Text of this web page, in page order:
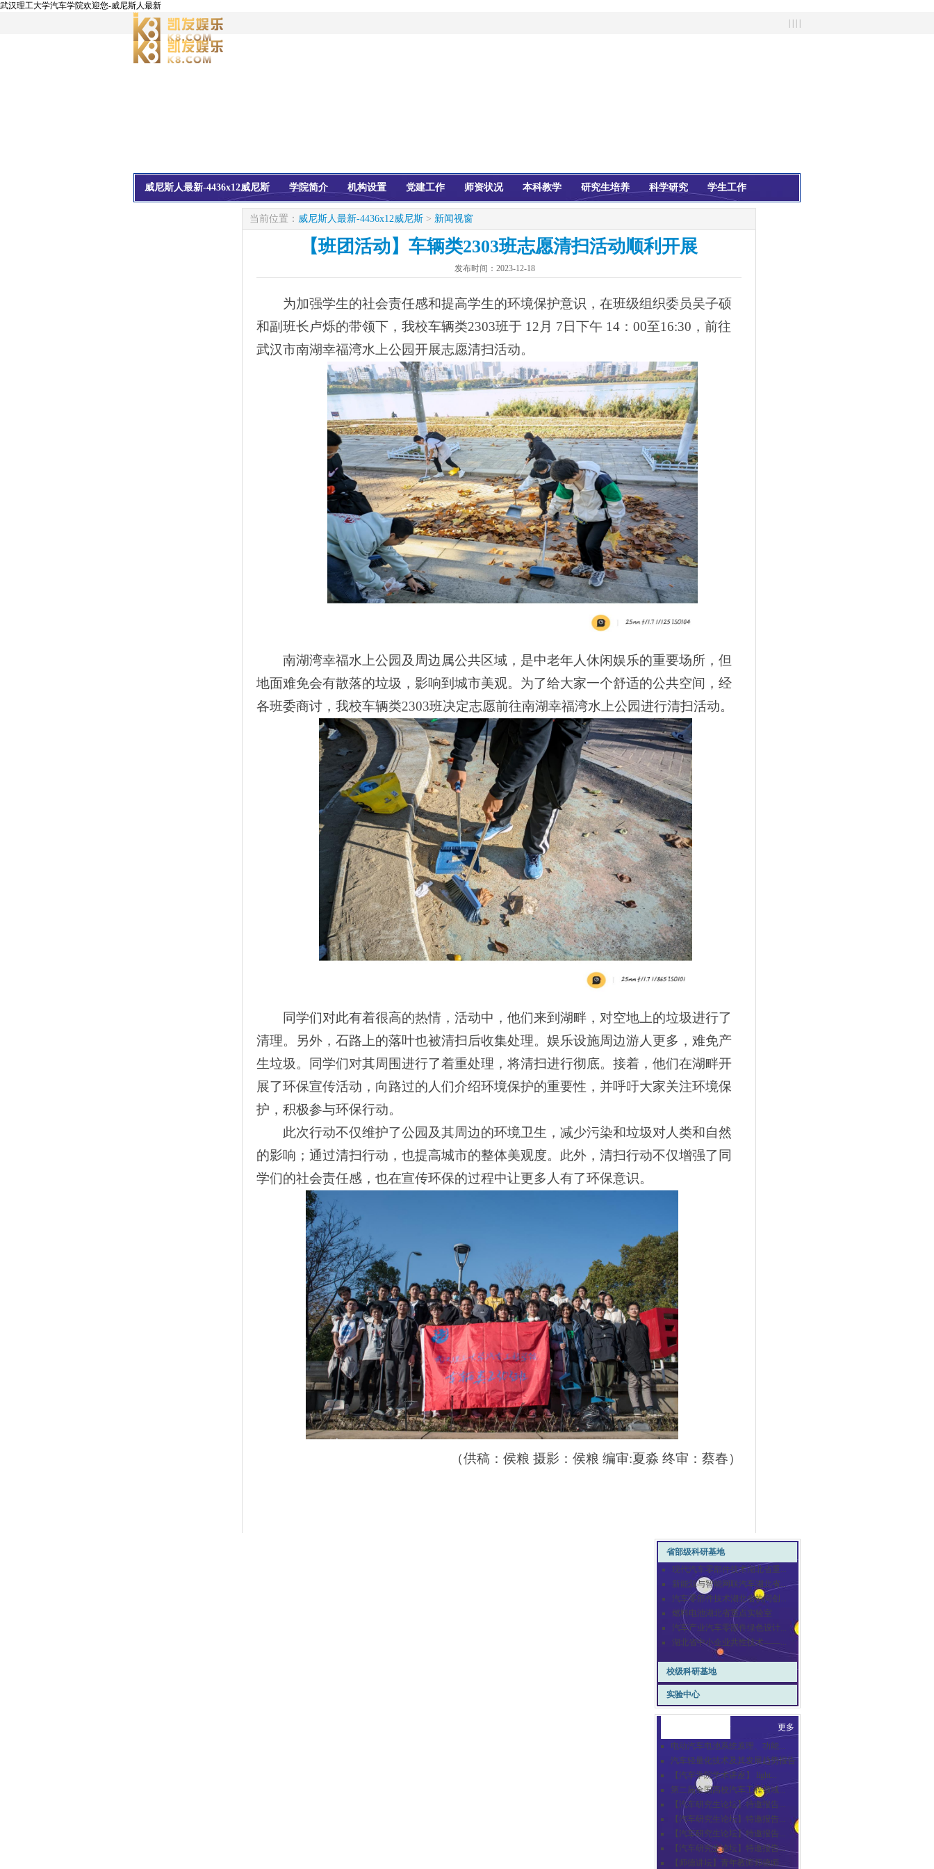
武汉理工大学汽车学院欢迎您-威尼斯人最新
威尼斯人最新-4436x12威尼斯 学院简介 机构设置 党建工作 师资状况 本科教学 研究生培养 科学研究 学生工作
当前位置： 威尼斯人最新-4436x12威尼斯 > 新闻视窗
【班团活动】车辆类2303班志愿清扫活动顺利开展
发布时间： 2023-12-18
为加强学生的社会责任感和提高学生的环境保护意识，在班级组织委员吴子硕
和副班长卢烁的带领下，我校车辆类2303班于 12 月 7 日下午 14 ： 00至16:30 ，前往
武汉市南湖幸福湾水上公园开展志愿清扫活动。
南湖湾幸福水上公园及周边属公共区域，是中老年人休闲娱乐的重要场所，但
地面难免会有散落的垃圾，影响到城市美观。为了给大家一个舒适的公共空间，经
各班委商讨，我校车辆类2303班决定志愿前往南湖幸福湾水上公园进行清扫活动。
同学们对此有着很高的热情，活动中，他们来到湖畔，对空地上的垃圾进行了
清理。另外，石路上的落叶也被清扫后收集处理。娱乐设施周边游人更多，难免产
生垃圾。同学们对其周围进行了着重处理，将清扫进行彻底。接着，他们在湖畔开
展了环保宣传活动，向路过的人们介绍环境保护的重要性，并呼吁大家关注环境保
护，积极参与环保行动。
此次行动不仅维护了公园及其周边的环境卫生，减少污染和垃圾对人类和自然
的影响；通过清扫行动，也提高城市的整体美观度。此外，清扫行动不仅增强了同
学们的社会责任感，也在宣传环保的过程中让更多人有了环保意识。
（供稿：侯粮 摄影：侯粮 编审:夏淼 终审：蔡春）
省部级科研基地
现代汽车零部件技术湖北省重...
新能源与智能网联汽车湖北省...
汽车零部件技术湖北省协同创...
燃料电池湖北省重点实验室
汽车产业汽车零部件绿色设计...
湖北省中小企业共性技术——...
校级科研基地
实验中心
更多
电动汽车电池系统原理、功能...
汽车轻量化技术及其发展趋势报告
【汽车学院学术讲座】 light...
第二届全国高校汽车工程领域...
【汽车研究生论坛】特邀报告...
【汽车研究生论坛】特邀报告...
【汽车研究生论坛】特邀报告...
【汽车研究生论坛】特邀报告...
【师德讲坛】青年教师师德师...